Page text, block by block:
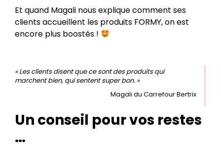
Et quand Magali nous explique comment ses
clients accueillent les produits FORMY, on est
encore plus boostés !
« Les clients disent que ce sont des produits qui
marchent bien, qui sentent super bon. »
Magali du Carrefour Bertrix
Un conseil pour vos restes
…